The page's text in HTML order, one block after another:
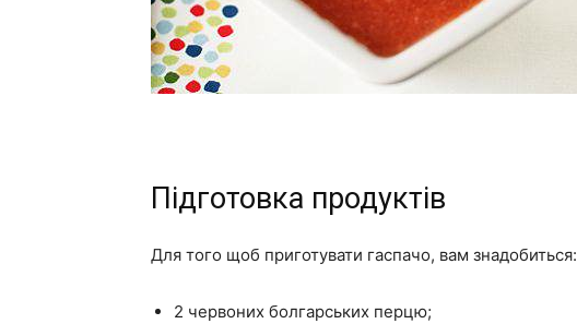
Підготовка продуктів
Для того щоб приготувати гаспачо, вам знадобиться:
2 червоних болгарських перцю;